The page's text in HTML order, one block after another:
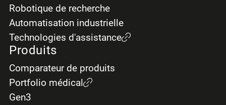
Robotique de recherche
Automatisation industrielle
Technologies d'assistance
Produits
Comparateur de produits
Portfolio médical
Gen3